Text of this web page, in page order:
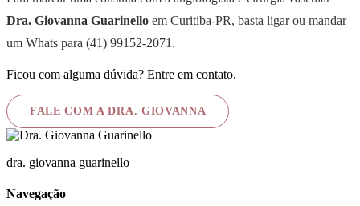
Dra. Giovanna Guarinello em Curitiba-PR, basta ligar ou mandar
um Whats para (41) 99152-2071.
Ficou com alguma dúvida? Entre em contato.
FALE COM A DRA. GIOVANNA
dra. giovanna guarinello
Navegação